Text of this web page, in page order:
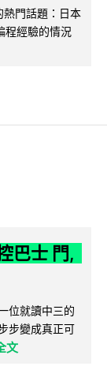
熱門話題：日本
程經驗的情況
巴士 門,
位就讀中三的
步變成真正可
文